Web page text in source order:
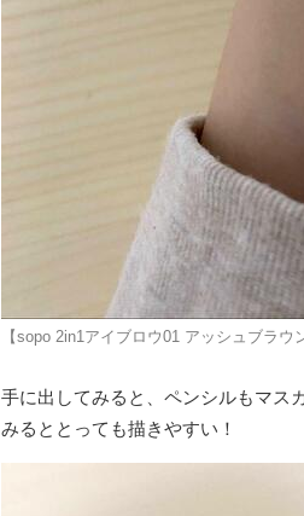
【sopo 2in1アイブロウ01 アッシュブラ
手に出してみると、ペンシルもマス
みるととっても描きやすい！